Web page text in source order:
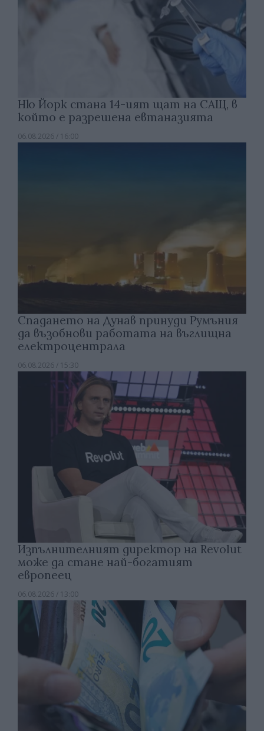
Ню Йорк стана 14-ият щат на САЩ, в
който е разрешена евтаназията
06.08.2026 / 16:00
Спадането на Дунав принуди Румъния
да възобнови работата на въглищна
електроцентрала
06.08.2026 / 15:30
Изпълнителният директор на Revolut
може да стане най-богатият
европеец
06.08.2026 / 13:00